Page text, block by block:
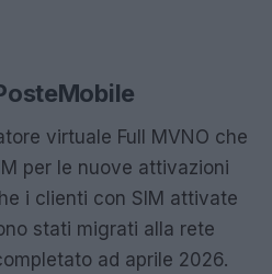
virtuale Full MVNO che
per le nuove attivazioni
i clienti con SIM attivate
stati migrati alla rete
ad aprile 2026.